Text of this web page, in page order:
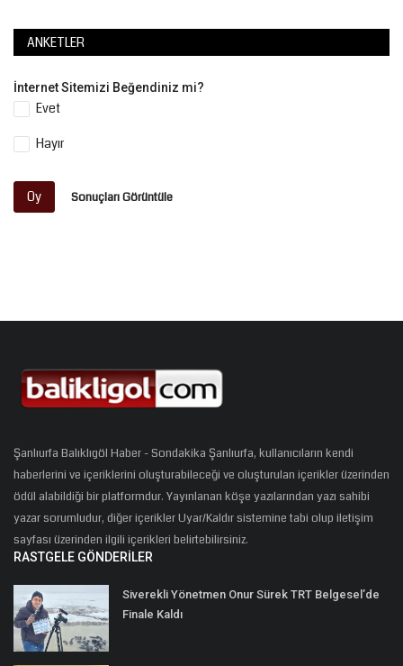
ANKETLER
İnternet Sitemizi Beğendiniz mi?
Evet
Hayır
Oy Sonuçları Görüntüle
Şanlıurfa Balıklıgöl Haber - Sondakika Şanlıurfa, kullanıcıların kendi
haberlerini ve içeriklerini oluşturabileceği ve oluşturulan içerikler üzerinden
ödül alabildiği bir platformdur. Yayınlanan köşe yazılarından yazı sahibi
yazar sorumludur, diğer içerikler Uyar/Kaldır sistemine tabi olup iletişim
sayfası üzerinden ilgili içerikleri belirtebilirsiniz.
RASTGELE GÖNDERILER
Siverekli Yönetmen Onur Sürek TRT Belgesel’de
Finale Kaldı